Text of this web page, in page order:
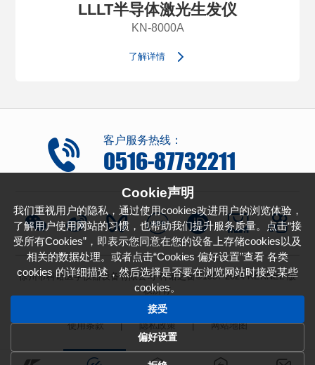
LLLT半导体激光生发仪
KN-8000A
了解详情
客户服务热线：
0516-87732211
徐州市科诺医学仪器设备有限公司-科诺之窗©1997-2024 KERNEL 版
权所有
苏ICP备11031605号-1
使用条款 | 隐私政策 | 网站地图
Cookie声明
我们重视用户的隐私，通过使用cookies改进用户的浏览体验，
了解用户使用网站的习惯，也帮助我们提升服务质量。点击“接
受所有Cookies”，即表示您同意在您的设备上存储cookies以及
相关的数据处理。或者点击“Cookies 偏好设置”查看 各类
cookies 的详细描述，然后选择是否要在浏览网站时接受某些
cookies。
接受
偏好设置